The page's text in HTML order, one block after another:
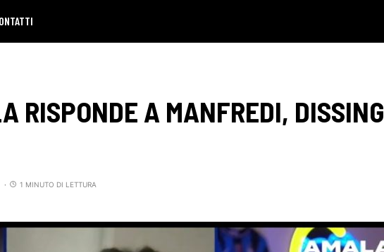
RISPONDE A MANFREDI, DISSING
1 MINUTO DI LETTURA